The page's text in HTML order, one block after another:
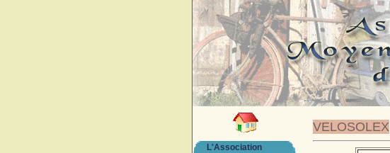
VELOSOLEX
L'Association